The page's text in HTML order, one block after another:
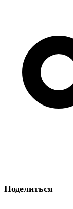
Поделиться